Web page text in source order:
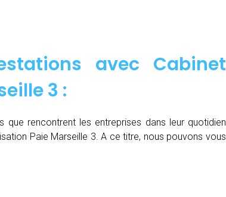
avec Cabinet
3 :
que rencontrent les entreprises dans leur quotidien
Paie Marseille 3. A ce titre, nous pouvons vous